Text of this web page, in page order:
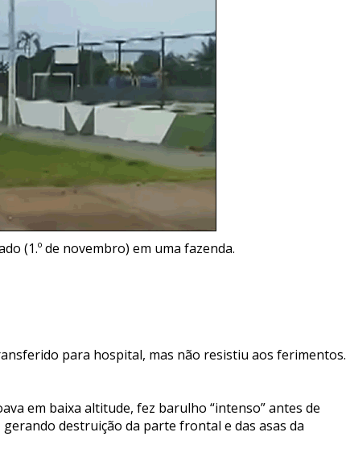
(1.º de novembro) em uma fazenda.
para hospital, mas não resistiu aos ferimentos.
em baixa altitude, fez barulho “intenso” antes de
destruição da parte frontal e das asas da